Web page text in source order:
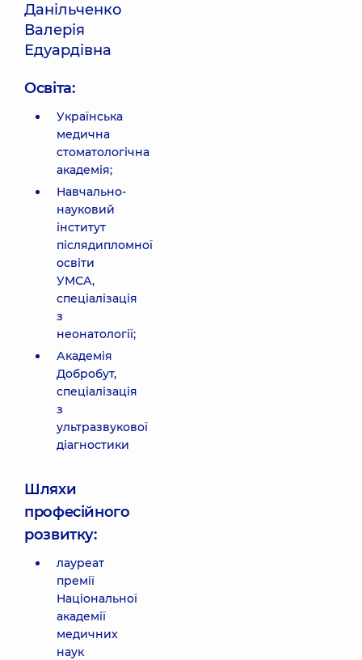
Данільченко
Валерія
Едуардівна
Освіта:
Українська
медична
стоматологічна
академія;
Навчально-
науковий
інститут
післядипломної
освіти
УМСА,
спеціалізація
з
неонатології;
Академія
Добробут,
спеціалізація
з
ультразвукової
діагностики
Шляхи
професійного
розвитку:
лауреат
премії
Національної
академії
медичних
наук